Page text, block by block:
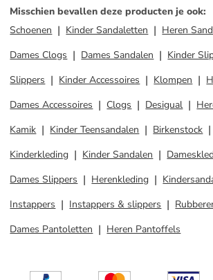
Misschien bevallen deze producten je ook:
Schoenen
Kinder Sandaletten
Heren
Dames Clogs
Dames Sandalen Kinder
Slippers
Kinder Accessoires Klompen
Dames Accessoires
Clogs Desigual
Kamik
Kinder Teensandalen Birkenstock
Kinderkleding
Kinder Sandalen
Dames Slippers
Herenkleding
Instappers
Instappers & slippers
Dames Pantoletten
Heren Pantoffels